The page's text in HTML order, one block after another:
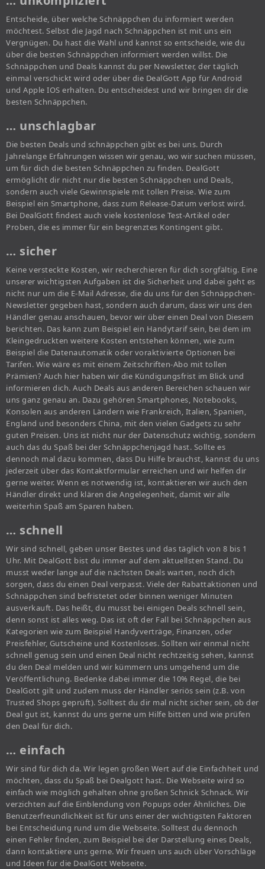
Entscheide, über welche Schnäppchen du informiert werden
möchtest. Selbst die Jagd nach Schnäppchen ist mit uns ein
Vergnügen. Du hast die Wahl und kannst so entscheide, wie du
über die besten Schnäppchen informiert werden willst. Die
Schnäppchen und Deals kannst du per Newsletter, der täglich
einmal verschickt wird oder über die DealGott App für Android
und Apple IOS erhalten. Du entscheidest und wir bringen dir die
besten Schnäppchen.
… unschlagbar
Die besten Deals und schnäppchen gibt es bei uns. Durch
Jahrelange Erfahrungen wissen wir genau, wo wir suchen müssen,
um für dich die besten Schnäppchen zu finden. DealGott
ermöglicht dir nicht nur die besten Schnäppchen und Deals,
sondern auch viele Gewinnspiele mit tollen Preise. Wie zum
Beispiel ein Smartphone, dass zum Release-Datum verlost wird.
Bei DealGott findest auch viele kostenlose Test-Artikel oder
Proben, die es immer für ein begrenztes Kontingent gibt.
… sicher
Keine versteckte Kosten, wir recherchieren für dich sorgfältig. Eine
unserer wichtigsten Aufgaben ist die Sicherheit und dabei geht es
nicht nur um die E-Mail Adresse, die du uns für den Schnäppchen-
Newsletter gegeben hast, sondern auch darum, dass wir uns den
Händler genau anschauen, bevor wir über einen Deal von Diesem
berichten. Das kann zum Beispiel ein Handytarif sein, bei dem im
Kleingedruckten weitere Kosten entstehen können, wie zum
Beispiel die Datenautomatik oder voraktivierte Optionen bei
Tarifen. Wie wäre es mit einem Zeitschriften-Abo mit tollen
Prämien? Auch hier haben wir die Kündigungsfrist im Blick und
informieren dich. Auch Deals aus anderen Bereichen schauen wir
uns ganz genau an. Dazu gehören Smartphones, Notebooks,
Konsolen aus anderen Ländern wie Frankreich, Italien, Spanien,
England und besonders China, mit den vielen Gadgets zu sehr
guten Preisen. Uns ist nicht nur der Datenschutz wichtig, sondern
auch das du Spaß bei der Schnäppchenjagd hast. Sollte es
dennoch mal dazu kommen, dass Du Hilfe brauchst, kannst du uns
jederzeit über das Kontaktformular erreichen und wir helfen dir
gerne weiter. Wenn es notwendig ist, kontaktieren wir auch den
Händler direkt und klären die Angelegenheit, damit wir alle
weiterhin Spaß am Sparen haben.
… schnell
Wir sind schnell, geben unser Bestes und das täglich von 8 bis 1
Uhr. Mit DealGott bist du immer auf dem aktuellsten Stand. Du
musst weder lange auf die nächsten Deals warten, noch dich
sorgen, dass du einen Deal verpasst. Viele der Rabattaktionen und
Schnäppchen sind befristetet oder binnen weniger Minuten
ausverkauft. Das heißt, du musst bei einigen Deals schnell sein,
denn sonst ist alles weg. Das ist oft der Fall bei Schnäppchen aus
Kategorien wie zum Beispiel Handyverträge, Finanzen, oder
Preisfehler, Gutscheine und Kostenloses. Sollten wir einmal nicht
schnell genug sein und einen Deal nicht rechtzeitig sehen, kannst
du den Deal melden und wir kümmern uns umgehend um die
Veröffentlichung. Bedenke dabei immer die 10% Regel, die bei
DealGott gilt und zudem muss der Händler seriös sein (z.B. von
Trusted Shops geprüft). Solltest du dir mal nicht sicher sein, ob der
Deal gut ist, kannst du uns gerne um Hilfe bitten und wie prüfen
den Deal für dich.
… einfach
Wir sind für dich da. Wir legen großen Wert auf die Einfachheit und
möchten, dass du Spaß bei Dealgott hast. Die Webseite wird so
einfach wie möglich gehalten ohne großen Schnick Schnack. Wir
verzichten auf die Einblendung von Popups oder Ähnliches. Die
Benutzerfreundlichkeit ist für uns einer der wichtigsten Faktoren
bei Entscheidung rund um die Webseite. Solltest du dennoch
einen Fehler finden, zum Beispiel bei der Darstellung eines Deals,
dann kontaktiere uns gerne. Wir freuen uns auch über Vorschläge
und Ideen für die DealGott Webseite.